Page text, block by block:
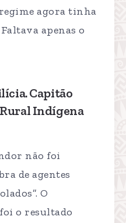
agora tinha
apenas o
Capitão
Indígena
não foi
de agentes
O
o resultado